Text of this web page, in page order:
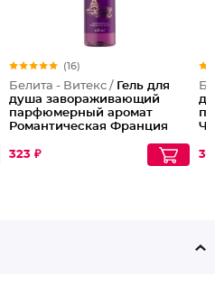
(16)
Белита - Витекс / Гель для
душа завораживающий
парфюмерный аромат
Романтическая Франция
323 ₽